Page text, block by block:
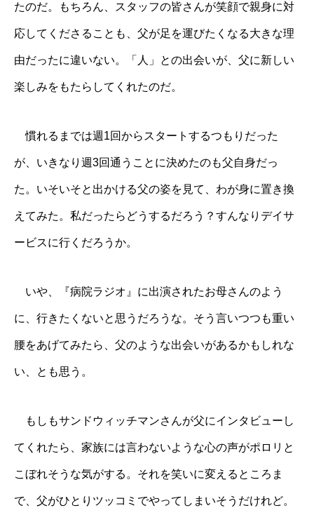
たのだ。もちろん、スタッフの皆さんが笑顔で親身に対
応してくださることも、父が足を運びたくなる大きな理
由だったに違いない。「人」との出会いが、父に新しい
楽しみをもたらしてくれたのだ。
慣れるまでは週1回からスタートするつもりだった
が、いきなり週3回通うことに決めたのも父自身だっ
た。いそいそと出かける父の姿を見て、わが身に置き換
えてみた。私だったらどうするだろう？すんなりデイサ
ービスに行くだろうか。
いや、『病院ラジオ』に出演されたお母さんのよう
に、行きたくないと思うだろうな。そう言いつつも重い
腰をあげてみたら、父のような出会いがあるかもしれな
い、とも思う。
もしもサンドウィッチマンさんが父にインタビューし
てくれたら、家族には言わないような心の声がポロリと
こぼれそうな気がする。それを笑いに変えるところま
で、父がひとりツッコミでやってしまいそうだけれど。